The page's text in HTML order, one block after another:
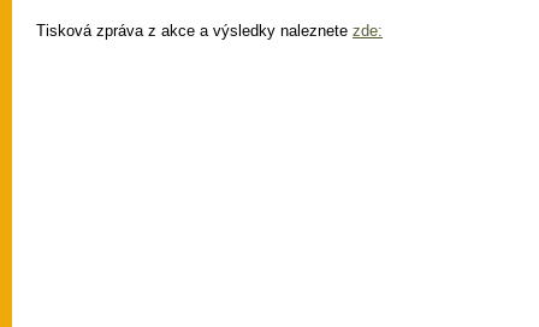
Tisková zpráva z akce a výsledky naleznete zde: